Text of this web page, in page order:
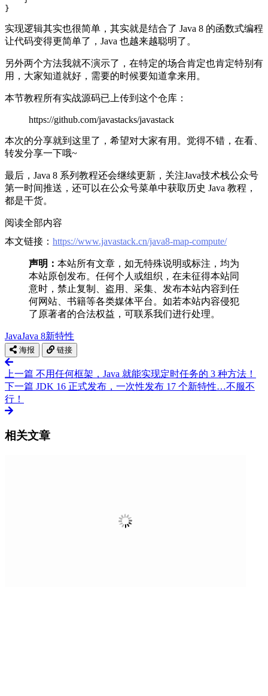
}
实现逻辑其实也很简单，其实就是结合了 Java 8 的函数式编程
让代码变得更简单了，Java 也越来越聪明了。
另外两个方法我就不演示了，在特定的场合肯定也肯定特别有
用，大家知道就好，需要的时候要知道拿来用。
本节教程所有实战源码已上传到这个仓库：
https://github.com/javastacks/javastack
本次的分享就到这里了，希望对大家有用。觉得不错，在看、
转发分享一下哦~
最后，Java 8 系列教程还会继续更新，关注Java技术栈公众号
第一时间推送，还可以在公众号菜单中获取历史 Java 教程，
都是干货。
阅读全部内容
本文链接： https://www.javastack.cn/java8-map-compute/
声明： 本站所有文章，如无特殊说明或标注，均为
本站原创发布。任何个人或组织，在未征得本站同
意时，禁止复制、盗用、采集、发布本站内容到任
何网站、书籍等各类媒体平台。如若本站内容侵犯
了原著者的合法权益，可联系我们进行处理。
JavaJava 8新特性
海报 链接
上一篇 不用任何框架，Java 就能实现定时任务的 3 种方法！
下一篇 JDK 16 正式发布，一次性发布 17 个新特性…不服不
行！
相关文章